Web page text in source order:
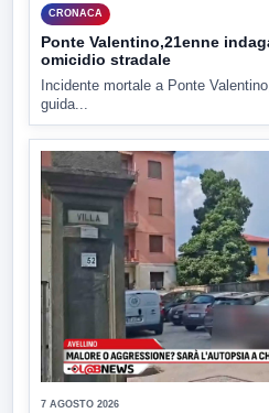
CRONACA
Ponte Valentino,21enne
omicidio stradale
Incidente mortale a Ponte
guida...
7 AGOSTO 2026